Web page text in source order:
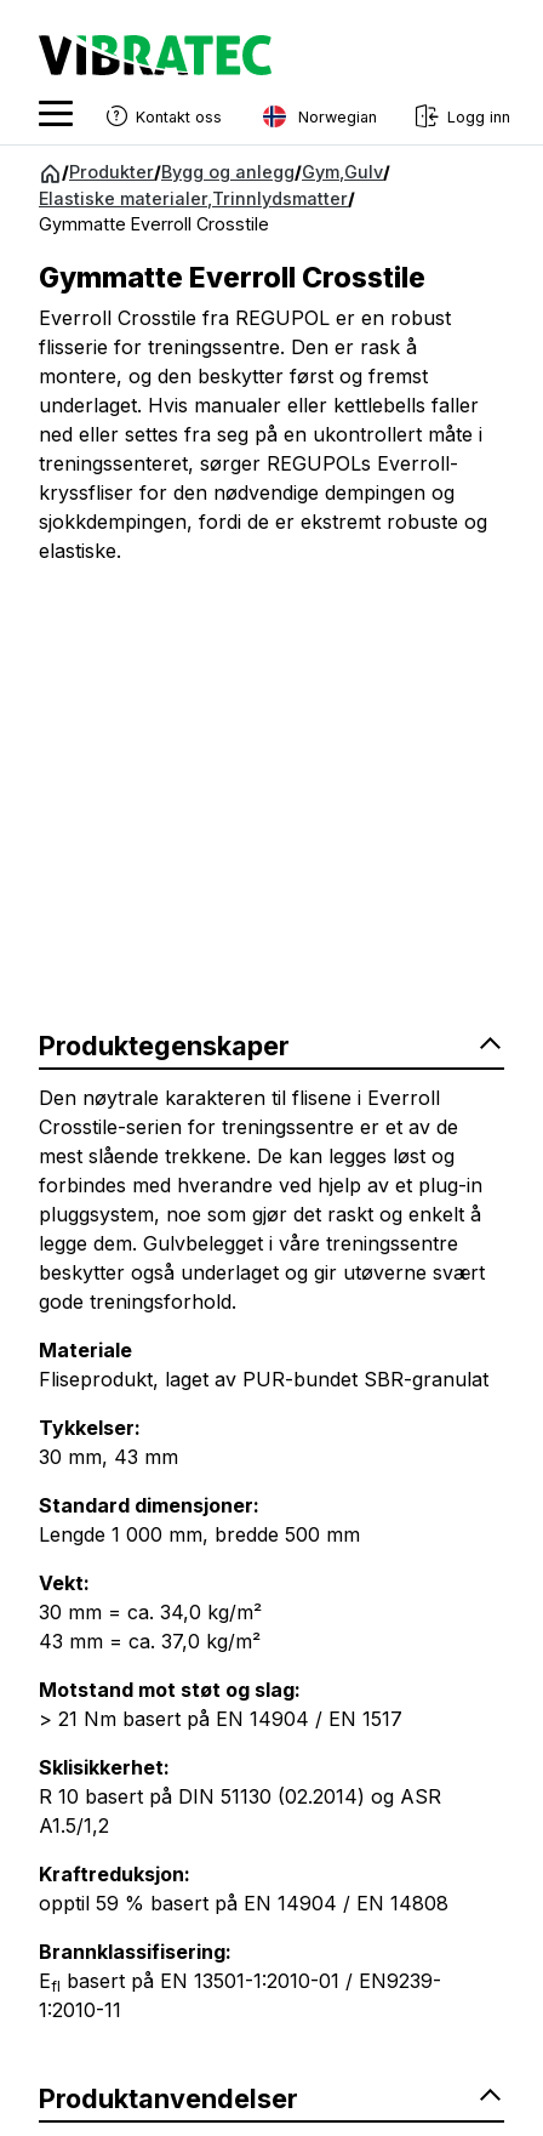
innhold
Kontakt oss Norwegian
Swedish
French
Estonian
Finnish
Danish
Logg inn
/Produkter/Bygg og anlegg/Gym Gulv/
Elastiske materialer, Trinnlydsmatter/
Gymmatte Everroll Crosstile
Gymmatte Everroll Crosstile
Everroll Crosstile fra REGUPOL er en robust
flisserie for treningssentre. Den er rask å
montere, og den beskytter først og fremst
underlaget. Hvis manualer eller kettlebells faller
ned eller settes fra seg på en ukontrollert måte i
treningssenteret, sørger REGUPOLs Everroll-
kryssfliser for den nødvendige dempingen og
sjokkdempingen, fordi de er ekstremt robuste og
elastiske.
Produktegenskaper
Den nøytrale karakteren til flisene i Everroll
Crosstile-serien for treningssentre er et av de
mest slående trekkene. De kan legges løst og
forbindes med hverandre ved hjelp av et plug-in
pluggsystem, noe som gjør det raskt og enkelt å
legge dem. Gulvbelegget i våre treningssentre
beskytter også underlaget og gir utøverne svært
gode treningsforhold.
Materiale
Fliseprodukt, laget av PUR-bundet SBR-granulat
Tykkelser:
30 mm, 43 mm
Standard dimensjoner:
Lengde 1 000 mm, bredde 500 mm
Vekt:
30 mm = ca. 34,0 kg/m²
43 mm = ca. 37,0 kg/m²
Motstand mot støt og slag:
> 21 Nm basert på EN 14904 / EN 1517
Sklisikkerhet:
R 10 basert på DIN 51130 (02.2014) og ASR
A1.5/1,2
Kraftreduksjon:
opptil 59 % basert på EN 14904 / EN 14808
Brannklassifisering:
Efl basert på EN 13501-1:2010-01 / EN9239-
1:2010-11
Produktanvendelser